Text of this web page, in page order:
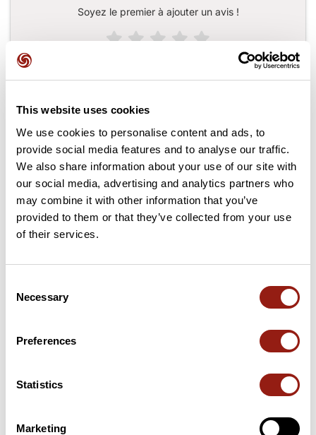
This website uses cookies
We use cookies to personalise content and ads, to
provide social media features and to analyse our traffic.
We also share information about your use of our site with
our social media, advertising and analytics partners who
may combine it with other information that you’ve
provided to them or that they’ve collected from your use
of their services.
Selection
Necessary
Preferences
Statistics
Marketing
Soyez le premier à ajouter un avis !
Cols le long du parcours
67 km Col de Grenouze 624 m
Découvrez ce parcours de vélo de 118 km à proximité de
Charantonnay. Ce parcours emprunte uniquement des routes. Il
environ 5 heures et 39 minutes pour réaliser ce parcours.